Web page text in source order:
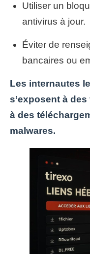
Utiliser un
antivirus à jour.
Éviter de
bancaires ou
Les internautes
s’exposent à
à des
malwares.